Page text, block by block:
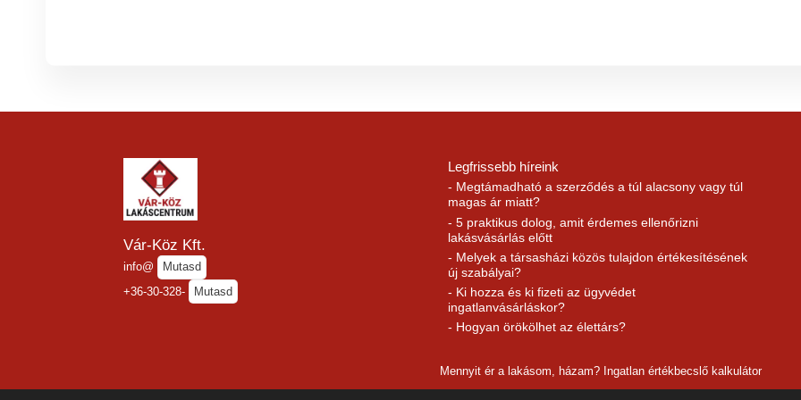
Vár-Köz Kft.
info@
Mutasd
+36-30-328-
Mutasd
Legfrissebb híreink
- Megtámadható a szerződés a túl alacsony vagy túl
magas ár miatt?
- 5 praktikus dolog, amit érdemes ellenőrizni
lakásvásárlás előtt
- Melyek a társasházi közös tulajdon értékesítésének
új szabályai?
- Ki hozza és ki fizeti az ügyvédet
ingatlanvásárláskor?
- Hogyan örökölhet az élettárs?
Mennyit ér a lakásom, házam? Ingatlan értékbecslő kalkulátor